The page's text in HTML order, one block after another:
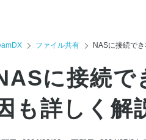
ファイル共有 NASに接続で
に接続で
も詳しく解